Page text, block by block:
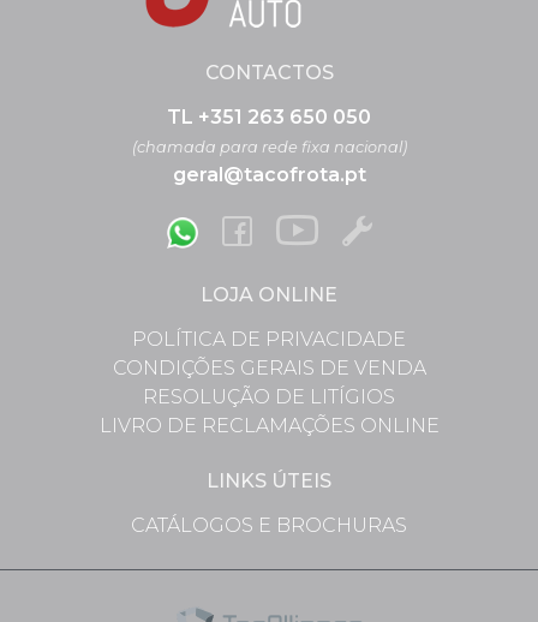
CONTACTOS
TL +351 263 650 050
(chamada para rede fixa nacional)
geral@tacofrota.pt
LOJA ONLINE
POLÍTICA DE PRIVACIDADE
CONDIÇÕES GERAIS DE VENDA
RESOLUÇÃO DE LITÍGIOS
LIVRO DE RECLAMAÇÕES ONLINE
LINKS ÚTEIS
CATÁLOGOS E BROCHURAS